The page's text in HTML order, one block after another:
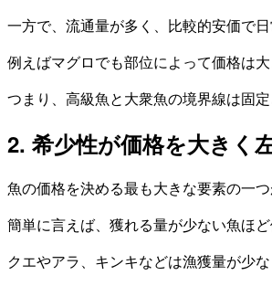
一方で、流通量が多く、比較的安価で
例えばマグロでも部位によって価格は
つまり、高級魚と大衆魚の境界線は固
2. 希少性が価格を大きく
魚の価格を決める最も大きな要素の一つ
簡単に言えば、獲れる量が少ない魚ほ
クエやアラ、キンキなどは漁獲量が少